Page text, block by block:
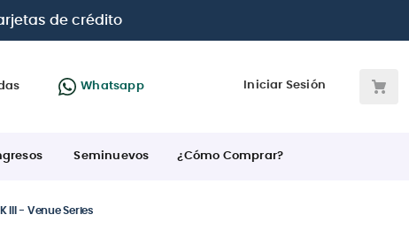
BBVA e Interbank
Whatsapp Iniciar Sesión
Seminuevos ¿Cómo Comprar?
III - Venue Series